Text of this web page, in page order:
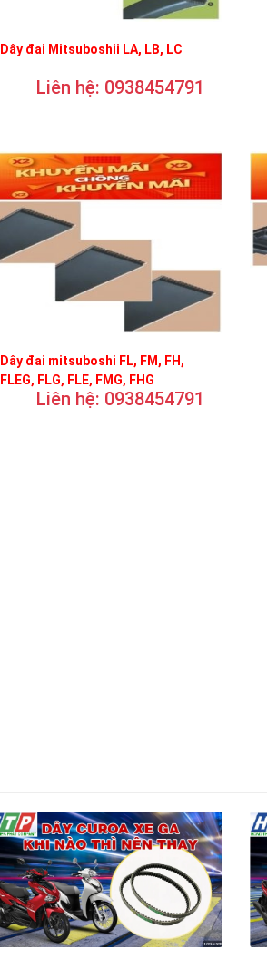
Dây đai Mitsuboshii LA, LB, LC
Liên hệ: 0938454791
Dây đai mitsuboshi FL, FM, FH,
FLEG, FLG, FLE, FMG, FHG
Liên hệ: 0938454791